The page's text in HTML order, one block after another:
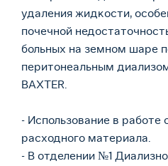
удаления жидкости,
почечной
больных на земном шаре
перитонеальным
BAXTER.
- Использование в работе
расходного материала.
- В отделении №1